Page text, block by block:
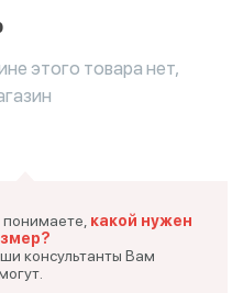
этого товара нет,
какой нужен
консультанты Вам